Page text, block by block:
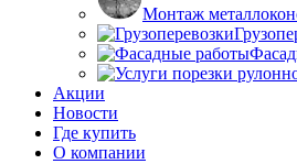
Монтаж
Акции
Новости
Где купить
О компании